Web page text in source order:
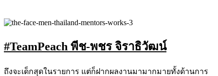
#TeamPeach พีช-พชร จิราธิวัฒน์
ถึงจะเด็กสุดในรายการ แต่ก็ฝากผลงานมามากมายทั้งด้านการ